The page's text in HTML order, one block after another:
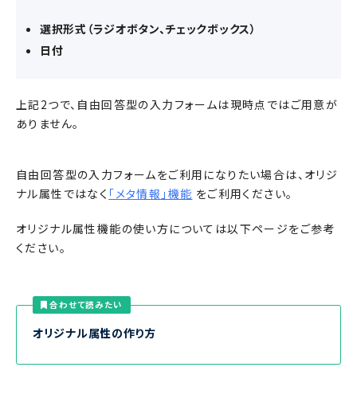
選択形式（ラジオボタン、チェックボックス）
日付
上記2つで、自由回答型の入力フォームは現時点ではご用意が
ありません。
自由回答型の入力フォームをご利用になりたい場合は、オリジ
ナル属性ではなく 「メタ情報」機能 をご利用ください。
オリジナル属性機能の使い方については以下ページをご参考
ください。
合わせて読みたい
オリジナル属性の作り方